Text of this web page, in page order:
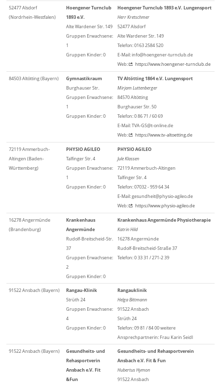
52477 Alsdorf
(Nordrhein-Westfalen)
Hoengener Turnclub
1893 e.V.
Alte Wardener Str. 149
Gruppen Erwachsene:
1
Gruppen Kinder: 0
Hoengener Turnclub 1893 e.V. Lungensport
Herr Kretschmer
52477 Alsdorf
Alte Wardener Str. 149
Telefon: 0163 2584 520
E-Mail: info@hoengener-turnclub.de
Web:
https://www.hoengener-turnclub.de
84503 Altötting (Bayern)
Gymnastikraum
Burghauser Str.
Gruppen Erwachsene:
1
Gruppen Kinder: 0
TV Altötting 1864 e.V. Lungensport
Mirjam Luttenberger
84570 Altötting
Burghauser Str. 50
Telefon: 0 86 71 / 60 69
E-Mail: TVA-GS@t-online.de
Web:
https://www.tv-altoetting.de
72119 Ammerbuch-
Altingen (Baden-
Württemberg)
PHYSIO AGILEO
Talfinger Str. 4
Gruppen Erwachsene:
1
Gruppen Kinder: 0
PHYSIO AGILEO
Jule Klassen
72119 Ammerbuch-Altingen
Talfinger Str. 4
Telefon: 07032 - 959 64 34
E-Mail: gesundheit@physio-agileo.de
Web:
https://www.physio-agileo.de
16278 Angermünde
(Brandenburg)
Krankenhaus
Angermünde
Rudolf-Breitscheid-Str.
37
Gruppen Erwachsene:
2
Gruppen Kinder: 0
Krankenhaus Angermünde Physiotherapie
Katrin Hild
16278 Angermünde
Rudolf-Breitscheid-Straße 37
Telefon: 0 33 31 / 271-2 39
91522 Ansbach (Bayern)
Rangau-Klinik
Strüth 24
Gruppen Erwachsene:
4
Gruppen Kinder: 0
Rangauklinik
Helga Bittmann
91522 Ansbach
Strüth 24
Telefon: 09 81 / 84 00 weitere
Ansprechpartnerin: Frau Karin Seidl
91522 Ansbach (Bayern)
Gesundheits- und
Rehasportverin
Ansbach e.V. Fit
&Fun
Gesundheits- und Rehasportverein
Ansbach e.V. Fit & Fun
Hubertus Hymon
91522 Ansbach